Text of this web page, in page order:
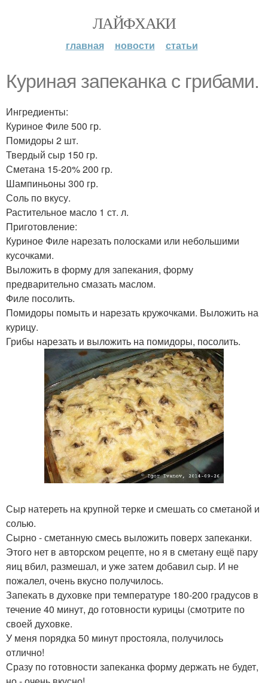
ЛАЙФХАКИ
главная новости статьи
Куриная запеканка с грибами.
Ингредиенты:
Куриное Филе 500 гр.
Помидоры 2 шт.
Твердый сыр 150 гр.
Сметана 15-20% 200 гр.
Шампиньоны 300 гр.
Соль по вкусу.
Растительное масло 1 ст. л.
Приготовление:
Куриное Филе нарезать полосками или небольшими
кусочками.
Выложить в форму для запекания, форму
предварительно смазать маслом.
Филе посолить.
Помидоры помыть и нарезать кружочками. Выложить на
курицу.
Грибы нарезать и выложить на помидоры, посолить.
Сыр натереть на крупной терке и смешать со сметаной и
солью.
Сырно - сметанную смесь выложить поверх запеканки.
Этого нет в авторском рецепте, но я в сметану ещё пару
яиц вбил, размешал, и уже затем добавил сыр. И не
пожалел, очень вкусно получилось.
Запекать в духовке при температуре 180-200 градусов в
течение 40 минут, до готовности курицы (смотрите по
своей духовке.
У меня порядка 50 минут простояла, получилось
отлично!
Сразу по готовности запеканка форму держать не будет,